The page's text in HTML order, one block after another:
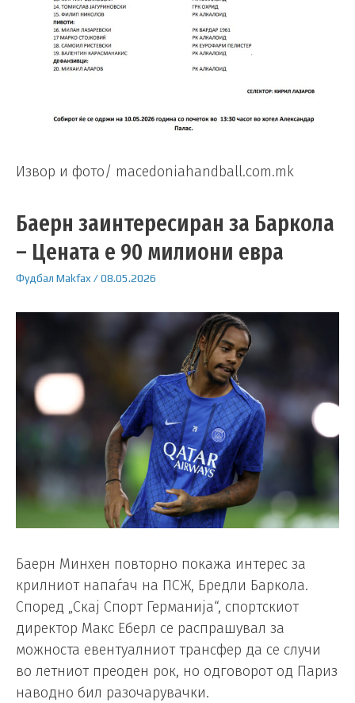
Извор и фото/ macedoniahandball.com.mk
Баерн заинтересиран за Баркола
– Цената е 90 милиони евра
Фудбал Makfax /08.05.2026
Баерн Минхен повторно покажа интерес за
крилниот напаѓач на ПСЖ, Бредли Баркола.
Според „Скај Спорт Германија“, спортскиот
директор Макс Еберл се распрашувал за
можноста евентуалниот трансфер да се случи
во летниот преоден рок, но одговорот од Париз
наводно бил разочарувачки.